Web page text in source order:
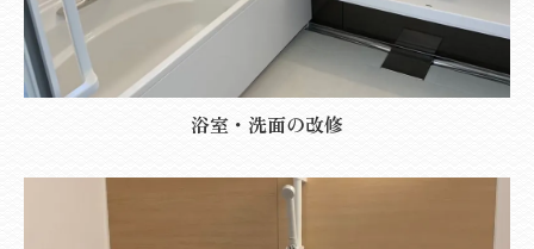
浴室・洗面の改修